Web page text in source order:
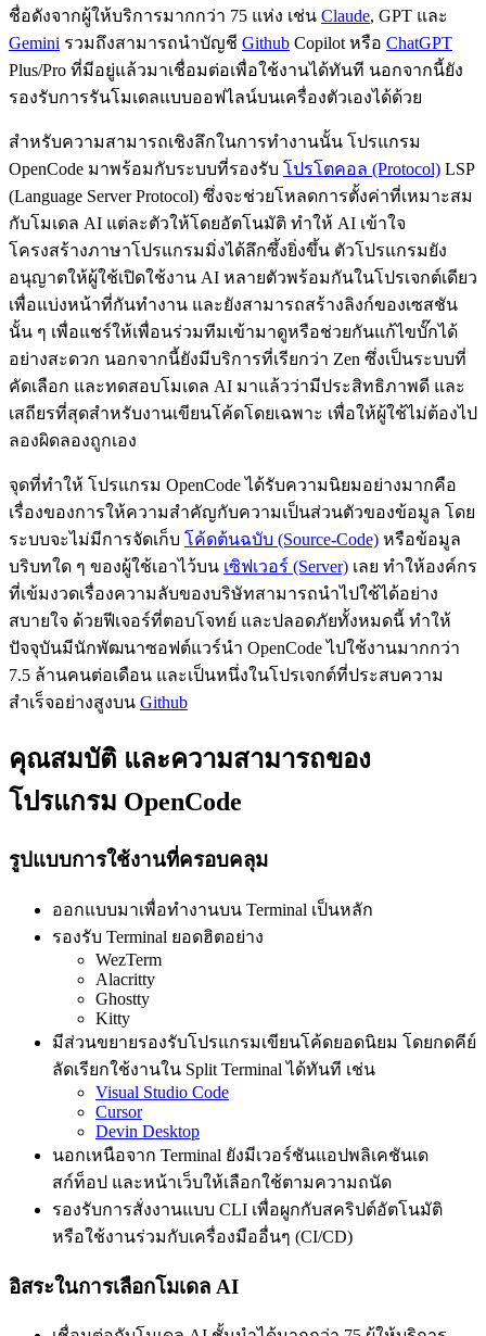
ชื่อดังจากผู้ให้บริการมากกว่า 75 แห่ง เช่น Claude, GPT และ
Gemini รวมถึงสามารถนำบัญชี Github Copilot หรือ ChatGPT
Plus/Pro ที่มีอยู่แล้วมาเชื่อมต่อเพื่อใช้งานได้ทันที นอกจากนี้ยัง
รองรับการรันโมเดลแบบออฟไลน์บนเครื่องตัวเองได้ด้วย
สำหรับความสามารถเชิงลึกในการทำงานนั้น โปรแกรม
OpenCode มาพร้อมกับระบบที่รองรับ โปรโตคอล (Protocol) LSP
(Language Server Protocol) ซึ่งจะช่วยโหลดการตั้งค่าที่เหมาะสม
กับโมเดล AI แต่ละตัวให้โดยอัตโนมัติ ทำให้ AI เข้าใจ
โครงสร้างภาษาโปรแกรมมิ่งได้ลึกซึ้งยิ่งขึ้น ตัวโปรแกรมยัง
อนุญาตให้ผู้ใช้เปิดใช้งาน AI หลายตัวพร้อมกันในโปรเจกต์เดียว
เพื่อแบ่งหน้าที่กันทำงาน และยังสามารถสร้างลิงก์ของเซสชัน
นั้น ๆ เพื่อแชร์ให้เพื่อนร่วมทีมเข้ามาดูหรือช่วยกันแก้ไขบั๊กได้
อย่างสะดวก นอกจากนี้ยังมีบริการที่เรียกว่า Zen ซึ่งเป็นระบบที่
คัดเลือก และทดสอบโมเดล AI มาแล้วว่ามีประสิทธิภาพดี และ
เสถียรที่สุดสำหรับงานเขียนโค้ดโดยเฉพาะ เพื่อให้ผู้ใช้ไม่ต้องไป
ลองผิดลองถูกเอง
จุดที่ทำให้ โปรแกรม OpenCode ได้รับความนิยมอย่างมากคือ
เรื่องของการให้ความสำคัญกับความเป็นส่วนตัวของข้อมูล โดย
ระบบจะไม่มีการจัดเก็บ โค้ดต้นฉบับ (Source-Code) หรือข้อมูล
บริบทใด ๆ ของผู้ใช้เอาไว้บน เซิฟเวอร์ (Server) เลย ทำให้องค์กร
ที่เข้มงวดเรื่องความลับของบริษัทสามารถนำไปใช้ได้อย่าง
สบายใจ ด้วยฟีเจอร์ที่ตอบโจทย์ และปลอดภัยทั้งหมดนี้ ทำให้
ปัจจุบันมีนักพัฒนาซอฟต์แวร์นำ OpenCode ไปใช้งานมากกว่า
7.5 ล้านคนต่อเดือน และเป็นหนึ่งในโปรเจกต์ที่ประสบความ
สำเร็จอย่างสูงบน Github
คุณสมบัติ และความสามารถของ
โปรแกรม OpenCode
รูปแบบการใช้งานที่ครอบคลุม
ออกแบบมาเพื่อทำงานบน Terminal เป็นหลัก
รองรับ Terminal ยอดฮิตอย่าง
WezTerm
Alacritty
Ghostty
Kitty
มีส่วนขยายรองรับโปรแกรมเขียนโค้ดยอดนิยม โดยกดคีย์
ลัดเรียกใช้งานใน Split Terminal ได้ทันที เช่น
Visual Studio Code
Cursor
Devin Desktop
นอกเหนือจาก Terminal ยังมีเวอร์ชันแอปพลิเคชันเด
สก์ท็อป และหน้าเว็บให้เลือกใช้ตามความถนัด
รองรับการสั่งงานแบบ CLI เพื่อผูกกับสคริปต์อัตโนมัติ
หรือใช้งานร่วมกับเครื่องมืออื่นๆ (CI/CD)
อิสระในการเลือกโมเดล AI